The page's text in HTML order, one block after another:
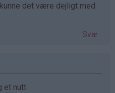
det være dejligt med
Svar
et nutt